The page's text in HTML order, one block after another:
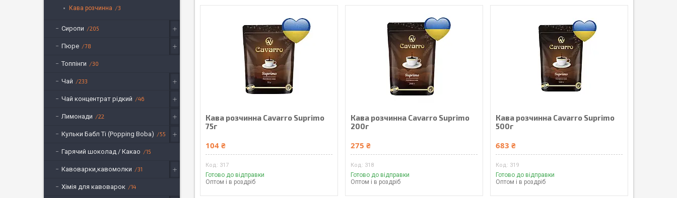
Кава розчинна Cavarro Suprimo
75г
104 ₴
317
Готово до відправки
Оптом і в роздріб
Кава розчинна Cavarro Suprimo
200г
275 ₴
318
Готово до відправки
Оптом і в роздріб
Кава розчинна Cavarro Suprimo
500г
683 ₴
319
Готово до відправки
Оптом і в роздріб
Кава розчинна 3
Сиропи 205
Пюре 78
Топпінги 30
Чай 233
Чай концентрат рідкий 46
Лимонади 22
Кульки Бабл Ті (Popping Boba) 55
Гарячий шоколад / Какао 15
Кавоварки,кавомолки 31
Хімія для кавоварок 14